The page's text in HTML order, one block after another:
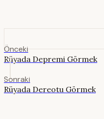
Önceki
Rüyada Depremi Görmek
Sonraki
Rüyada Dereotu Görmek